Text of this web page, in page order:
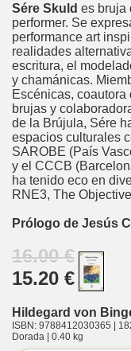
Sére Skuld es bruja
performer. Se
performance art
realidades
escritura, el
y chamánicas.
Escénicas,
brujas y
de la Brújula, Sére
espacios culturales
SAROBE (País
y el CCCB
ha tenido eco en
RNE3, The
Prólogo de Jesús
16.00 €
15.20 €
Hildegard von
ISBN: 9788412030365 |
Dorada | 0.40 kg